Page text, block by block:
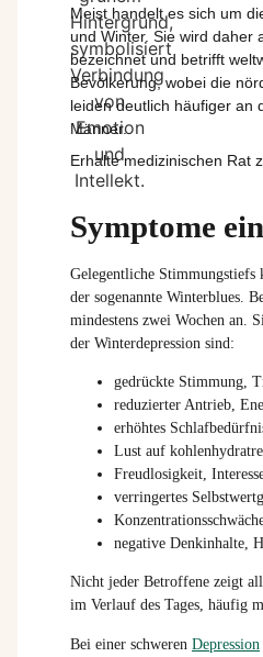
Meist handeltes sich um
und Winter. Sie wird daher
bezeichnetund betrifft
Bevölkerung,wobei die
leiden deutlich häufiger an
Männer.
Erhalte medizinischen Rat
Symptome
Gelegentliche Stimmungstiefs
der sogenannte Winterblues.
mindestens zwei Wochen an.
der Winterdepression sind:
gedrückte Stimmung,
reduzierter Antrieb,
erhöhtes
Lust auf
Freudlosigkeit,
verringertes
negative Denkinhalte,
Nicht jeder Betroffene zeigt
im Verlauf des Tages, häufig
Bei einer schweren Depression